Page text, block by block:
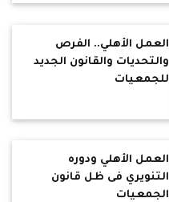
العمل الأهلي.. الفرص
والتحديات والقانون الجديد
للجمعيات
العمل الأهلي ودوره
التنويري فى ظل قانون
الجمعيات